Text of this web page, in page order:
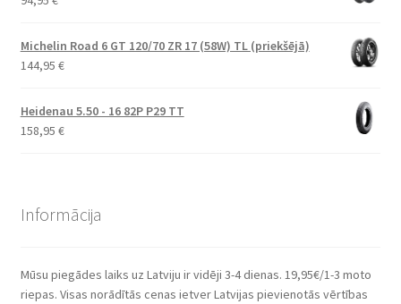
Michelin Road 6 GT 120/70 ZR 17 (58W) TL (priekšējā)
144,95 €
Heidenau 5.50 - 16 82P P29 TT
158,95 €
Informācija
Mūsu piegādes laiks uz Latviju ir vidēji 3-4 dienas. 19,95€/1-3 moto
riepas. Visas norādītās cenas ietver Latvijas pievienotās vērtības